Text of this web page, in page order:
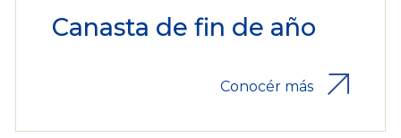
Canasta de fin de año
Conocér más